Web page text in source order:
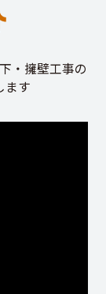
・擁壁工事の
ます